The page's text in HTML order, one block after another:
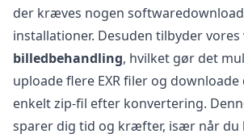
der kræves nogen
installationer. Desuden tilbyder
billedbehandling, hvilket gør det
uploade flere EXR filer og downloade
enkelt zip-fil efter konvertering.
sparer dig tid og kræfter, især når du